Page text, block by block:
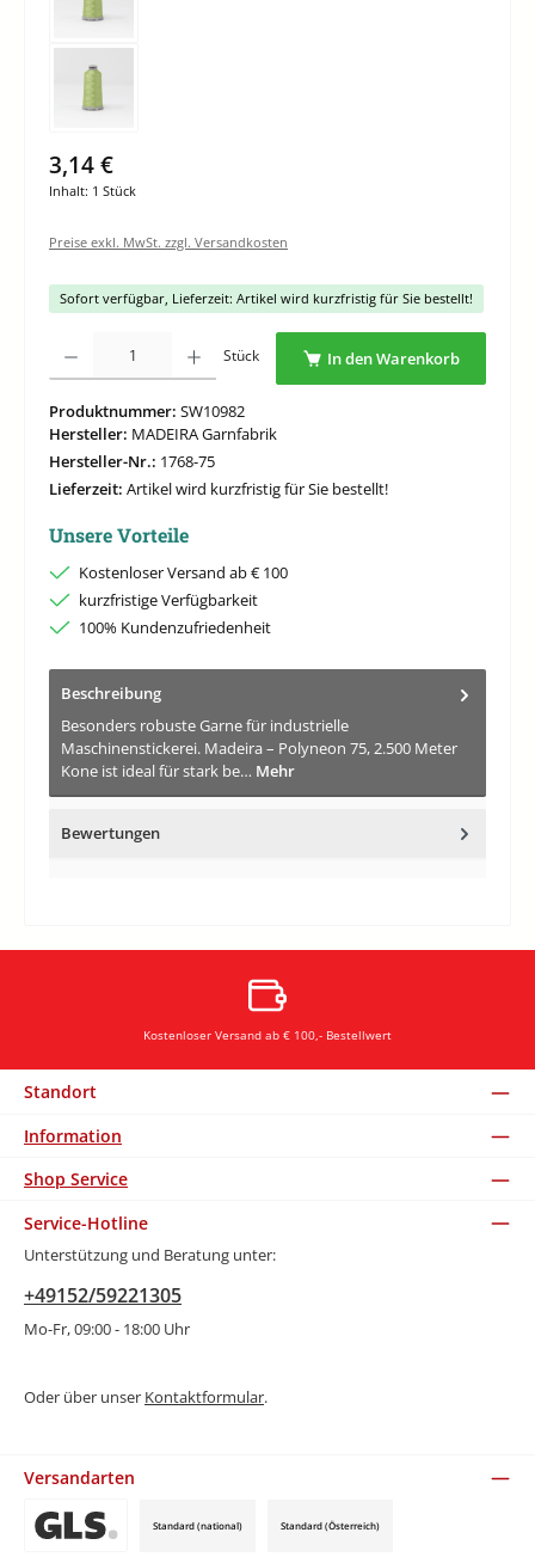
3,14 €
Inhalt: 1 Stück
Preise exkl. MwSt. zzgl. Versandkosten
Sofort verfügbar, Lieferzeit: Artikel wird kurzfristig für Sie bestellt!
Produkt Anzahl: Gib den gewünschten Wert ein oder benutze die Schaltflächen um
Stück In den Warenkorb
Produktnummer: SW10982
Hersteller: MADEIRA Garnfabrik
Hersteller-Nr.: 1768-75
Lieferzeit: Artikel wird kurzfristig für Sie bestellt!
Unsere Vorteile
Kostenloser Versand ab € 100
kurzfristige Verfügbarkeit
100% Kundenzufriedenheit
Beschreibung
Besonders robuste Garne für industrielle
Maschinenstickerei. Madeira – Polyneon 75, 2.500 Meter
Kone ist ideal für stark be… Mehr
Bewertungen
Kostenloser Versand ab € 100,- Bestellwert
Standort
Information
Shop Service
Service-Hotline
Unterstützung und Beratung unter:
+49152/59221305
Mo-Fr, 09:00 - 18:00 Uhr
Oder über unser Kontaktformular.
Versandarten
Standard (national) Standard (Österreich)